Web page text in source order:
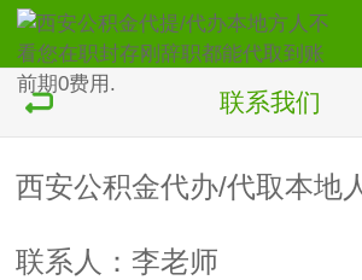
联系我们
西安公积金代办/代取本地
联系人：李老师